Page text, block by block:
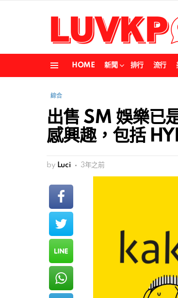
HOME 新聞 排行 流行
綜合
出售 SM 娛樂已
感興趣，包括
by Luci 3年之前